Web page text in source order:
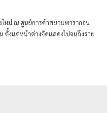
หม่ ณ ศูนย์การค้าสยามพารากอน
งแต่หน้าต่างจัดแสดงไปจนถึงราย